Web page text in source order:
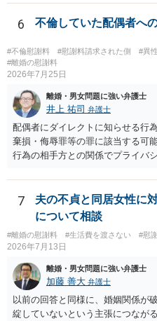
6 不倫していた配偶者へ
#不倫慰謝料 #慰謝料請求された側 #異
#離婚の慰謝料
2026年7月25日
離婚・男女問題に強い弁護士
井上 祐司 弁護士
配偶者にダイレクトに知らせる行
棄損・侮辱罪等の罪に該当する可
行為の相手方との関係でプライバ
ため、弁護士としては推奨しない
7
夫の不貞と同居女性に
について相談
#離婚の慰謝料 #生活費を渡さない #慰
2026年7月13日
離婚・男女問題に強い弁護士
加藤 善大 弁護士
以前の回答と同様に、婚姻関係が
綻していないという主張につなが